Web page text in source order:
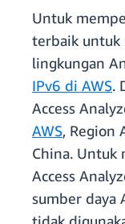
Untuk
terbaik untuk
lingkungan
IPv6 di AWS.
Access
AWS, Region
China. Untuk
Access
sumber daya